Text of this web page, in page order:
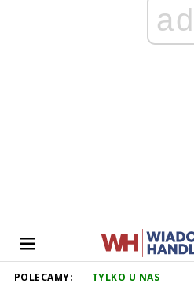
ad
POLECAMY: TYLKO U NAS